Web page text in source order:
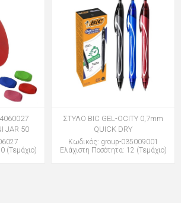
JAR 50
(Τεμάχιο)
ΣΤΥΛΟ BIC GEL-OCITY 0,7mm
QUICK DRY
Κωδικός: group-035009001
Ελάχιστη Ποσότητα: 12 (Τεμάχιο)